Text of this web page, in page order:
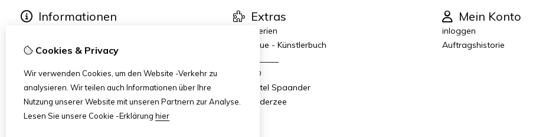
Informationen
Ausstellungen
Heart-World
Art Dinners & Reviews
Extras
Kunstserien
True Blue - Künstlerbuch
AMFAD
AiR Hotel Spaander
Art Zuiderzee
Mein Konto
inloggen
Auftragshistorie
Cookies & Privacy
Wir verwenden Cookies, um den Website -Verkehr zu
analysieren. Wir teilen auch Informationen über Ihre
Nutzung unserer Website mit unseren Partnern zur Analyse.
Lesen Sie unsere Cookie -Erklärung hier